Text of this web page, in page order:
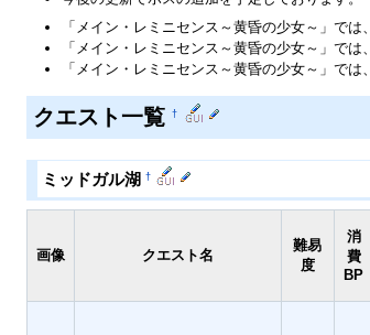
「メイン・レミニセンス～黄昏の少女～」で
「メイン・レミニセンス～黄昏の少女～」で
「メイン・レミニセンス～黄昏の少女～」で
クエスト一覧 †
ミッドガル湖†
画像 クエスト名
難易
度
消
費
BP